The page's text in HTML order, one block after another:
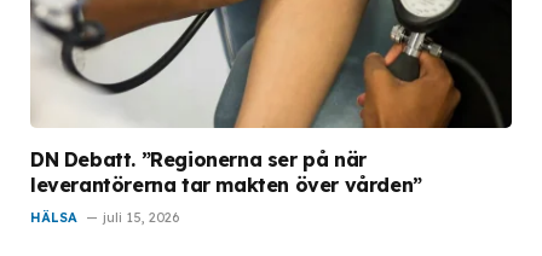
DN Debatt. ”Regionerna ser på när
leverantörerna tar makten över vården”
HÄLSA juli 15, 2026